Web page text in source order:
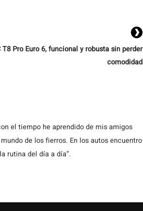
T8 Pro Euro 6, funcional y robusta sin perder
comodidad
el tiempo he aprendido de mis amigos
de los fierros. En los autos encuentro
rutina del día a día”.